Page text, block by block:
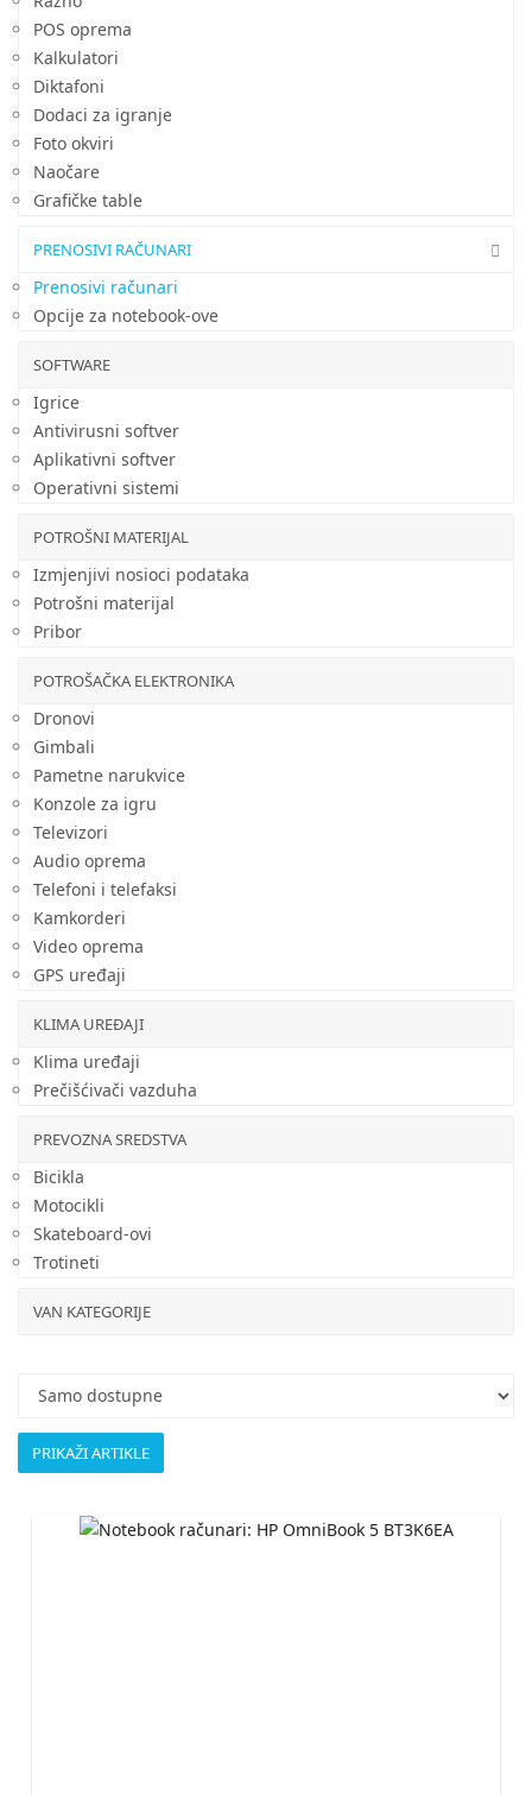
POS oprema
Kalkulatori
Diktafoni
Dodaci za igranje
Foto okviri
Naočare
Grafičke table
PRENOSIVI RAČUNARI
Prenosivi računari
Opcije za notebook-ove
SOFTWARE
Igrice
Antivirusni softver
Aplikativni softver
Operativni sistemi
POTROŠNI MATERIJAL
Izmjenjivi nosioci podataka
Potrošni materijal
Pribor
POTROŠAČKA ELEKTRONIKA
Dronovi
Gimbali
Pametne narukvice
Konzole za igru
Televizori
Audio oprema
Telefoni i telefaksi
Kamkorderi
Video oprema
GPS uređaji
KLIMA UREĐAJI
Klima uređaji
Prečišćivači vazduha
PREVOZNA SREDSTVA
Bicikla
Motocikli
Skateboard-ovi
Trotineti
VAN KATEGORIJE